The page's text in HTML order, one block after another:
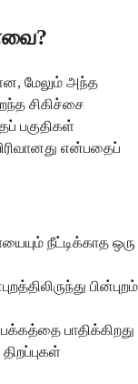
மேலும் அந்த
சிகிச்சை
பகுதிகள்
என்பதைப்
நீட்டிக்காத ஒரு
பின்புறம்
பக்கத்தை பாதிக்கிறது